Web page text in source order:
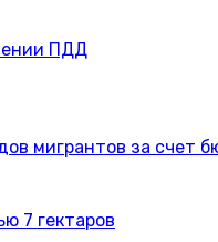
ПДД
мигрантов за счет
7 гектаров